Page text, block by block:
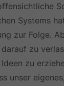
Systems
zur Folge.
zu
zu
unser